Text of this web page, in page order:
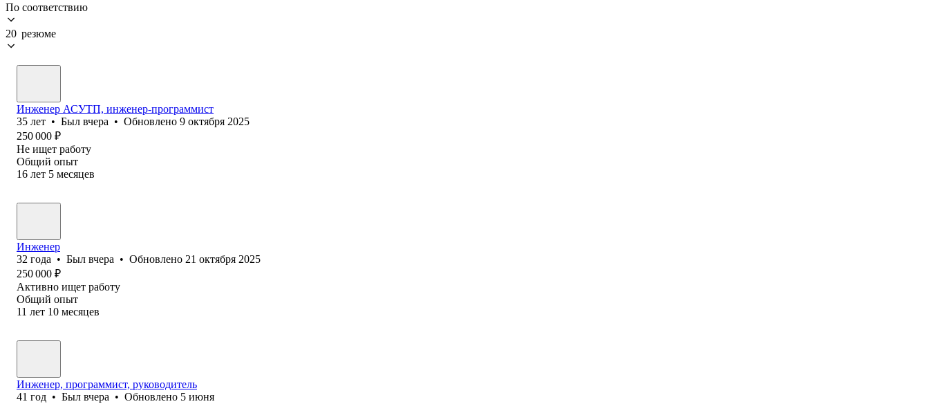
По соответствию
20 резюме
Инженер АСУТП, инженер-программист
35 лет • Был вчера • Обновлено 9 октября 2025
250 000 ₽
Не ищет работу
Общий опыт
16 лет 5 месяцев
Инженер
32 года • Был вчера • Обновлено 21 октября 2025
250 000 ₽
Активно ищет работу
Общий опыт
11 лет 10 месяцев
Инженер, программист, руководитель
41 год • Был вчера • Обновлено 5 июня